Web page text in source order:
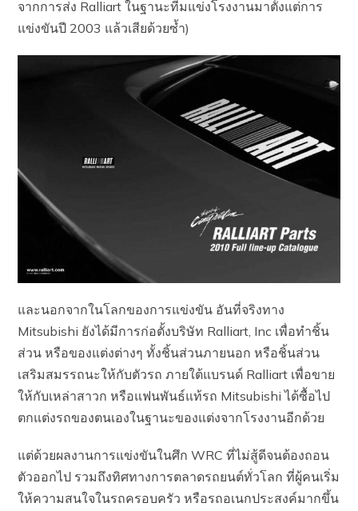
จากการส่ง Ralliart ในฐานะทีมแข่งโรงงานมาตั้งแต่การ
แข่งขันปี 2003 แล้วเสียด้วยซ้ำ)
และนอกจากในโลกของการแข่งขัน อันที่จริงทาง
Mitsubishi ยังได้มีการก่อตั้งบริษัท Ralliart, Inc เพื่อทำชิ้น
ส่วน หรือของแต่งต่างๆ ทั้งชิ้นส่วนภายนอก หรือชิ้นส่วน
เสริมสมรรถนะให้กับตัวรถ ภายใต้แบรนด์ Ralliart เพื่อขาย
ให้กับเหล่าสาวก หรือแฟนพันธ์แท้รถ Mitsubishi ได้ซื้อไป
ตกแต่งรถของตนเองในฐานะของแต่งจากโรงงานอีกด้วย
แต่ด้วยผลงานการแข่งขันในศึก WRC ที่ไม่สู้ดีจนต้องถอน
ตัวออกไป รวมถึงทิศทางการตลาดรถยนต์ทั่วโลก ที่ผู้คนเริ่ม
ให้ความสนใจในรถครอบครัว หรือรถอเนกประสงค์มากขึ้น